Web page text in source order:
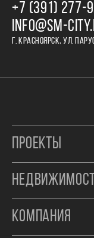
+7 (391)
INFO@SM-
Г. КРАСНОЯРСК, УЛ.
ПРОЕКТЫ
КОМПАНИЯ